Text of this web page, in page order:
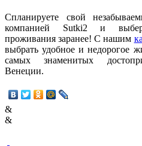
Спланируете свой
компанией Sutki2 и
проживания заранее! С нашим
выбрать удобное и недорогое
самых знаменитых
Венеции.
&
&